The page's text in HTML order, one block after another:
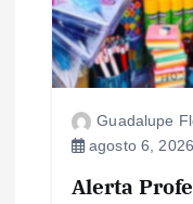
Guadalupe
agosto 6, 2026
Alerta